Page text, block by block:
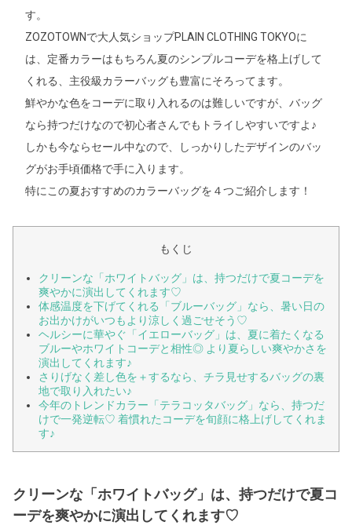
す。
ZOZOTOWNで大人気ショップPLAIN CLOTHING TOKYOに
は、定番カラーはもちろん夏のシンプルコーデを格上げして
くれる、主役級カラーバッグも豊富にそろってます。
鮮やかな色をコーデに取り入れるのは難しいですが、バッグ
なら持つだけなので初心者さんでもトライしやすいですよ♪
しかも今ならセール中なので、しっかりしたデザインのバッ
グがお手頃価格で手に入ります。
特にこの夏おすすめのカラーバッグを４つご紹介します！
もくじ
クリーンな「ホワイトバッグ」は、持つだけで夏コーデを
爽やかに演出してくれます♡
体感温度を下げてくれる「ブルーバッグ」なら、暑い日の
お出かけがいつもより涼しく過ごせそう♡
ヘルシーに華やぐ「イエローバッグ」は、夏に着たくなる
ブルーやホワイトコーデと相性◎ より夏らしい爽やかさを
演出してくれます♪
さりげなく差し色を＋するなら、チラ見せするバッグの裏
地で取り入れたい♪
今年のトレンドカラー「テラコッタバッグ」なら、持つだ
けで一発逆転♡ 着慣れたコーデを旬顔に格上げしてくれま
す♪
クリーンな「ホワイトバッグ」は、持つだけで夏コ
ーデを爽やかに演出してくれます♡